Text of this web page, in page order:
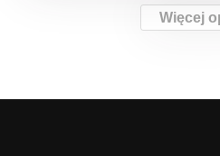
Więcej